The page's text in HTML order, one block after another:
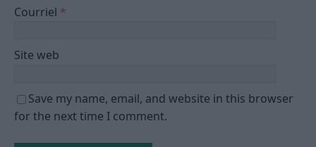
Courriel *
Site web
Save my name, email, and website in this browser
for the next time I comment.